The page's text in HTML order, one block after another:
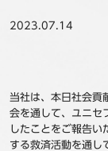
2023.07.14
当社は、本日社会貢
会を通して、ユニセ
したことをご報告い
する救済活動を通し